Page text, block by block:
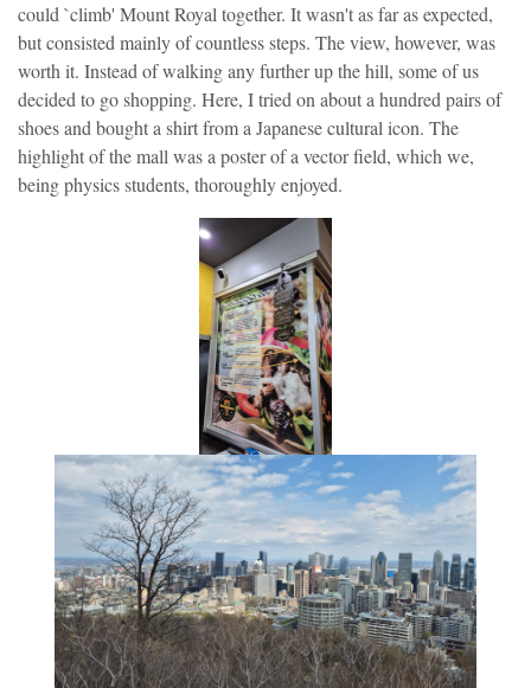
could `climb' Mount Royal together. It wasn't as far as expected,
but consisted mainly of countless steps. The view, however, was
worth it. Instead of walking any further up the hill, some of us
decided to go shopping. Here, I tried on about a hundred pairs of
shoes and bought a shirt from a Japanese cultural icon. The
highlight of the mall was a poster of a vector field, which we,
being physics students, thoroughly enjoyed.